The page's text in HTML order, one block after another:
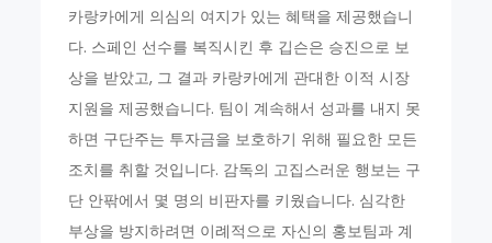
카랑카에게 의심의 여지가 있는 혜택을 제공했습니
다. 스페인 선수를 복직시킨 후 깁슨은 승진으로 보
상을 받았고, 그 결과 카랑카에게 관대한 이적 시장
지원을 제공했습니다. 팀이 계속해서 성과를 내지 못
하면 구단주는 투자금을 보호하기 위해 필요한 모든
조치를 취할 것입니다. 감독의 고집스러운 행보는 구
단 안팎에서 몇 명의 비판자를 키웠습니다. 심각한
부상을 방지하려면 이례적으로 자신의 홍보팀과 계